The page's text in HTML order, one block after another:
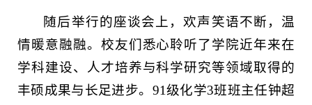
随后举行的座谈会上，欢声笑语不断，温
情暖意融融。校友们悉心聆听了学院近年来在
学科建设、人才培养与科学研究等领域取得的
丰硕成果与长足进步。91级化学3班班主任钟超